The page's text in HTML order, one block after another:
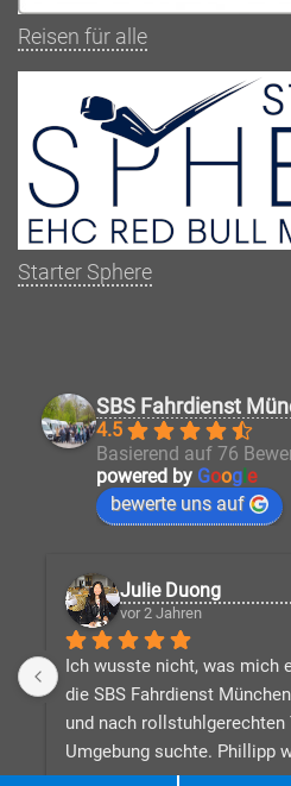
Reisen für alle
Starter Sphere
SBS Fahrdienst
4.5
Basierend auf 76
powered by Googl e
bewerte uns auf
Julie Duong
vor 2 Jahren
Ich wusste nicht, was mich
die SBS Fahrdienst
und nach rollstuhlgerechten
Umgebung suchte. Phillipp
beantwortete alle meine